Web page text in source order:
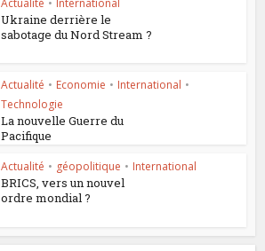
Ukraine derrière le
sabotage du Nord Stream ?
Actualité • Economie • International •
Technologie
La nouvelle Guerre du
Pacifique
Actualité • géopolitique • International
BRICS, vers un nouvel
ordre mondial ?